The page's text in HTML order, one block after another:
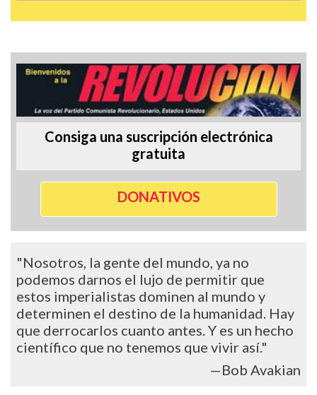
Consiga una suscripción electrónica
gratuita
DONATIVOS
"Nosotros, la gente del mundo, ya no
podemos darnos el lujo de permitir que
estos imperialistas dominen al mundo y
determinen el destino de la humanidad. Hay
que derrocarlos cuanto antes. Y es un hecho
científico que no tenemos que vivir así."
—Bob Avakian